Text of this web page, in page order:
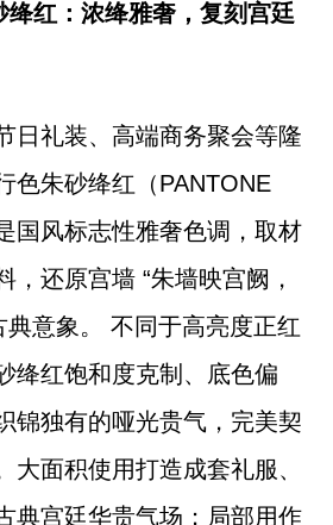
绛红：浓绛雅奢，复刻宫廷
日礼装、高端商务聚会等隆
色朱砂绛红（PANTONE
国风标志性雅奢色调，取材
，还原宫墙 “朱墙映宫阙，
典意象。 不同于高亮度正红
绛红饱和度克制、底色偏
锦独有的哑光贵气，完美契
大面积使用打造成套礼服、
典宫廷华贵气场；局部用作